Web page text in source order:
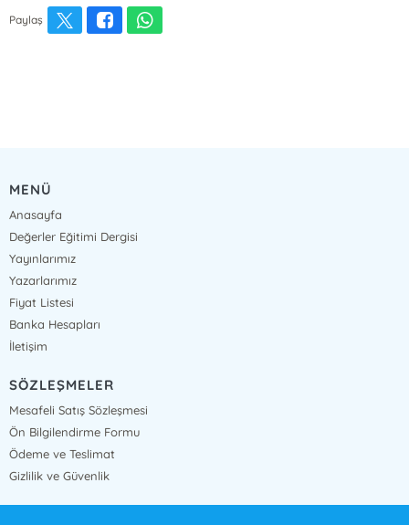
Paylaş
MENÜ
Anasayfa
Değerler Eğitimi Dergisi
Yayınlarımız
Yazarlarımız
Fiyat Listesi
Banka Hesapları
İletişim
SÖZLEŞMELER
Mesafeli Satış Sözleşmesi
Ön Bilgilendirme Formu
Ödeme ve Teslimat
Gizlilik ve Güvenlik